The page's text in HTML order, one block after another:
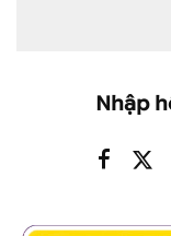
Nhập